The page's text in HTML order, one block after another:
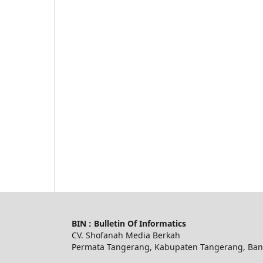
BIN : Bulletin Of Informatics
CV. Shofanah Media Berkah
Permata Tangerang, Kabupaten Tangerang,